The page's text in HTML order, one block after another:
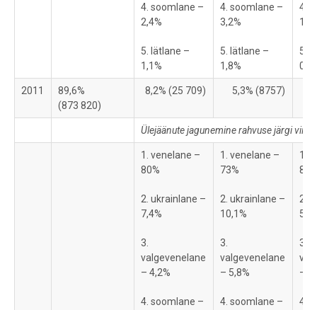
4. soomlane –
2,4%
5. lätlane –
1,1%
4. soomlane –
3,2%
5. lätlane –
1,8%
4.
5.
2011
89,6%
(873 820)
8,2% (25 709) 5,3% (8757)
Ülejäänute jagunemine rahvuse järgi
1. venelane –
80%
2. ukrainlane –
7,4%
3.
valgevenelane
– 4,2%
4. soomlane –
1. venelane –
73%
2. ukrainlane –
10,1%
3.
valgevenelane
– 5,8%
4. soomlane –
1.
2.
3.
–
4.